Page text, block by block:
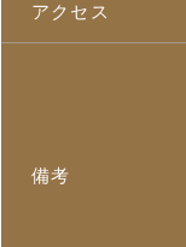
アクセス
備考